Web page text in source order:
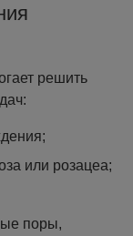
решить
или розацеа;
поры,